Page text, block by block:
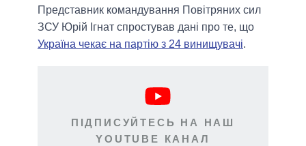
Представник командування Повітряних сил
ЗСУ Юрій Ігнат спростував дані про те, що
Україна чекає на партію з 24 винищувачі.
ПІДПИСУЙТЕСЬ НА НАШ
YOUTUBE КАНАЛ